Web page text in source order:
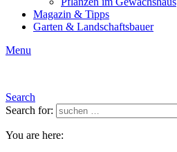
Magazin & Tipps
Garten & Landschaftsbauer
Menu
Search
Search for:
You are here: